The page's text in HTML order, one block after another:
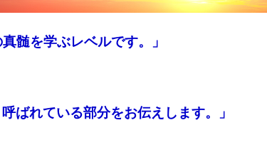
髄を学ぶレベルです。」
ばれている部分をお伝えします。」